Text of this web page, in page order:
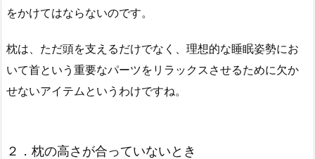
をかけてはならないのです。
枕は、ただ頭を支えるだけでなく、理想的な睡眠姿勢にお
いて首という重要なパーツをリラックスさせるために欠か
せないアイテムというわけですね。
２．枕の高さが合っていないとき